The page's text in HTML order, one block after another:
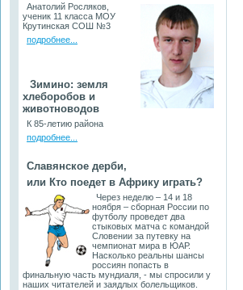
Анатолий Росляков,
ученик 11 класса МОУ
Крутинская СОШ №3
подробнее...
Зимино: земля
хлеборобов и
животноводов
К 85-летию района
подробнее...
Славянское дерби,
или Кто поедет в Африку играть?
Через неделю – 14 и 18
ноября – сборная России по
футболу проведет два
стыковых матча с командой
Словении за путевку на
чемпионат мира в ЮАР.
Насколько реальны шансы
россиян попасть в
финальную часть мундиаля, - мы спросили у
наших читателей и заядлых болельщиков.